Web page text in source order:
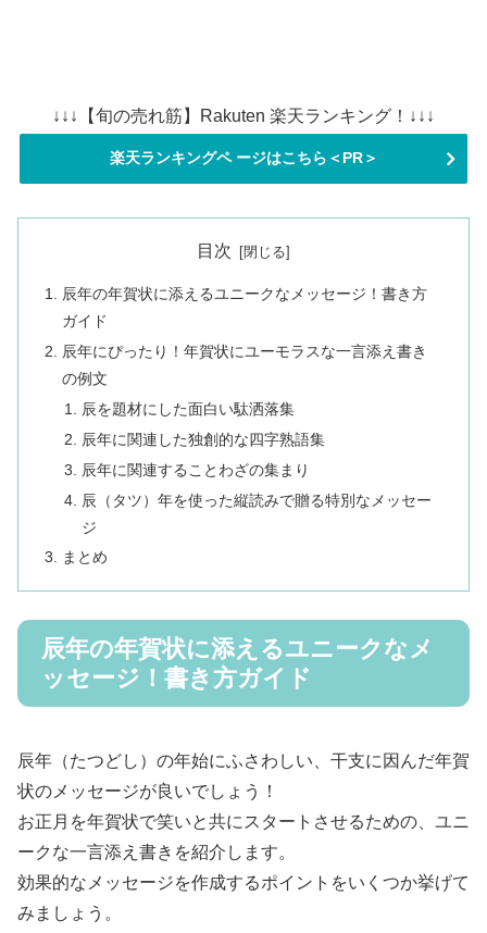
↓↓↓【旬の売れ筋】Rakuten 楽天ランキング！↓↓↓
楽天ランキングペ ージはこちら＜PR＞
目次
辰年の年賀状に添えるユニークなメッセージ！書き方
ガイド
辰年にぴったり！年賀状にユーモラスな一言添え書き
の例文
辰を題材にした面白い駄洒落集
辰年に関連した独創的な四字熟語集
辰年に関連することわざの集まり
辰（タツ）年を使った縦読みで贈る特別なメッセー
ジ
まとめ
辰年の年賀状に添えるユニークなメ
ッセージ！書き方ガイド
辰年（たつどし）の年始にふさわしい、干支に因んだ年賀
状のメッセージが良いでしょう！
お正月を年賀状で笑いと共にスタートさせるための、ユニ
ークな一言添え書きを紹介します。
効果的なメッセージを作成するポイントをいくつか挙げて
みましょう。